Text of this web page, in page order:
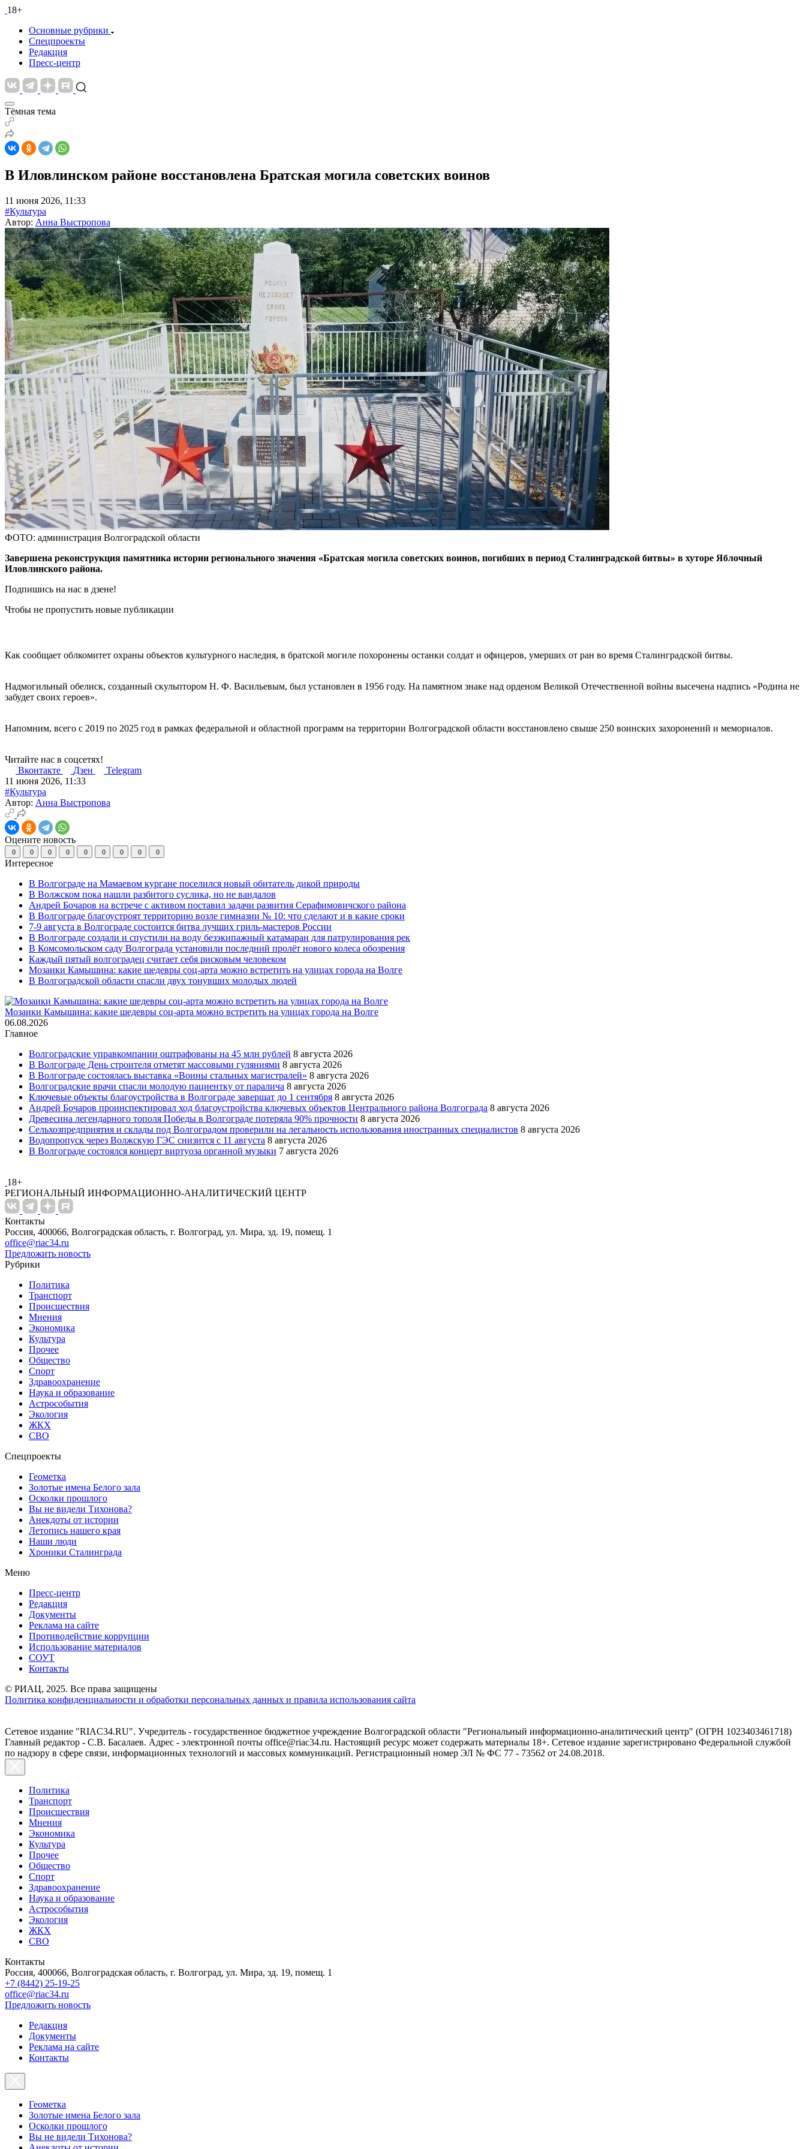
18+
Основные рубрики
Спецпроекты
Редакция
Пресс-центр
Тёмная тема
В Иловлинском районе восстановлена Братская могила советских воинов
11 июня 2026, 11:33
#Культура
Автор: Анна Выстропова
ФОТО: администрация Волгоградской области
Завершена реконструкция памятника истории регионального значения «Братская могила советских воинов, погибших в период Сталинградской битвы» в хуторе Яблочный
Иловлинского района.
Подпишись на нас в дзене!
Чтобы не пропустить новые публикации
Как сообщает облкомитет охраны объектов культурного наследия, в братской могиле похоронены останки солдат и офицеров, умерших от ран во время Сталинградской битвы.
Надмогильный обелиск, созданный скульптором Н. Ф. Васильевым, был установлен в 1956 году. На памятном знаке над орденом Великой Отечественной войны высечена надпись «Родина не
забудет своих героев».
Напомним, всего с 2019 по 2025 год в рамках федеральной и областной программ на территории Волгоградской области восстановлено свыше 250 воинских захоронений и мемориалов.
Читайте нас в соцсетях!
Вконтакте
Дзен
Telegram
11 июня 2026, 11:33
#Культура
Автор: Анна Выстропова
Оцените новость
0 0 0 0 0 0 0 0 0
Интересное
В Волгограде на Мамаевом кургане поселился новый обитатель дикой природы
В Волжском пока нашли разбитого суслика, но не вандалов
Андрей Бочаров на встрече с активом поставил задачи развития Серафимовичского района
В Волгограде благоустроят территорию возле гимназии № 10: что сделают и в какие сроки
7-9 августа в Волгограде состоится битва лучших гриль-мастеров России
В Волгограде создали и спустили на воду безэкипажный катамаран для патрулирования рек
В Комсомольском саду Волгограда установили последний пролёт нового колеса обозрения
Каждый пятый волгоградец считает себя рисковым человеком
Мозаики Камышина: какие шедевры соц-арта можно встретить на улицах города на Волге
В Волгоградской области спасли двух тонувших молодых людей
Мозаики Камышина: какие шедевры соц-арта можно встретить на улицах города на Волге
06.08.2026
Главное
Волгоградские управкомпании оштрафованы на 45 млн рублей 8 августа 2026
В Волгограде День строителя отметят массовыми гуляниями 8 августа 2026
В Волгограде состоялась выставка «Воины стальных магистралей» 8 августа 2026
Волгоградские врачи спасли молодую пациентку от паралича 8 августа 2026
Ключевые объекты благоустройства в Волгограде завершат до 1 сентября 8 августа 2026
Андрей Бочаров проинспектировал ход благоустройства ключевых объектов Центрального района Волгограда 8 августа 2026
Древесина легендарного тополя Победы в Волгограде потеряла 90% прочности 8 августа 2026
Сельхозпредприятия и склады под Волгоградом проверили на легальность использования иностранных специалистов 8 августа 2026
Водопропуск через Волжскую ГЭС снизится с 11 августа 8 августа 2026
В Волгограде состоялся концерт виртуоза органной музыки 7 августа 2026
18+
РЕГИОНАЛЬНЫЙ ИНФОРМАЦИОННО-АНАЛИТИЧЕСКИЙ ЦЕНТР
Контакты
Россия, 400066, Волгоградская область, г. Волгоград, ул. Мира, зд. 19, помещ. 1
office@riac34.ru
Предложить новость
Рубрики
Политика
Транспорт
Происшествия
Мнения
Экономика
Культура
Прочее
Общество
Спорт
Здравоохранение
Наука и образование
Астрособытия
Экология
ЖКХ
СВО
Спецпроекты
Геометка
Золотые имена Белого зала
Осколки прошлого
Вы не видели Тихонова?
Анекдоты от истории
Летопись нашего края
Наши люди
Хроники Сталинграда
Меню
Пресс-центр
Редакция
Документы
Реклама на сайте
Противодействие коррупции
Использование материалов
СОУТ
Контакты
© РИАЦ, 2025. Все права защищены
Политика конфиденциальности и обработки персональных данных и правила использования сайта
Сетевое издание "RIAC34.RU". Учредитель - государственное бюджетное учреждение Волгоградской области "Региональный информационно-аналитический центр" (ОГРН 1023403461718)
Главный редактор - С.В. Басалаев. Адрес - электронной почты office@riac34.ru. Настоящий ресурс может содержать материалы 18+. Сетевое издание зарегистрировано Федеральной службой
по надзору в сфере связи, информационных технологий и массовых коммуникаций. Регистрационный номер ЭЛ № ФС 77 - 73562 от 24.08.2018.
Политика
Транспорт
Происшествия
Мнения
Экономика
Культура
Прочее
Общество
Спорт
Здравоохранение
Наука и образование
Астрособытия
Экология
ЖКХ
СВО
Контакты
Россия, 400066, Волгоградская область, г. Волгоград, ул. Мира, зд. 19, помещ. 1
+7 (8442) 25-19-25
office@riac34.ru
Предложить новость
Редакция
Документы
Реклама на сайте
Контакты
Геометка
Золотые имена Белого зала
Осколки прошлого
Вы не видели Тихонова?